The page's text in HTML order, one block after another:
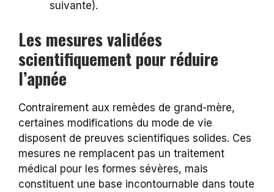
suivante).
Les mesures validées
scientifiquement pour réduire
l’apnée
Contrairement aux remèdes de grand-mère,
certaines modifications du mode de vie
disposent de preuves scientifiques solides. Ces
mesures ne remplacent pas un traitement
médical pour les formes sévères, mais
constituent une base incontournable dans toute